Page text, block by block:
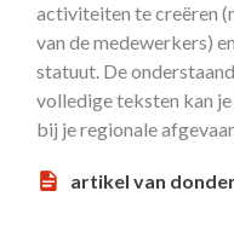
activiteiten te creëren
van de medewerkers)
statuut. De
volledige teksten kan
bij je regionale
artikel van